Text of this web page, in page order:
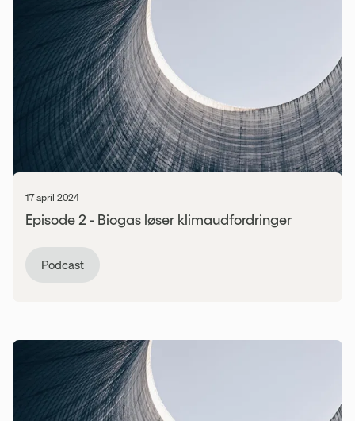
17 april 2024
Episode 2 - Biogas løser klimaudfordringer
Podcast